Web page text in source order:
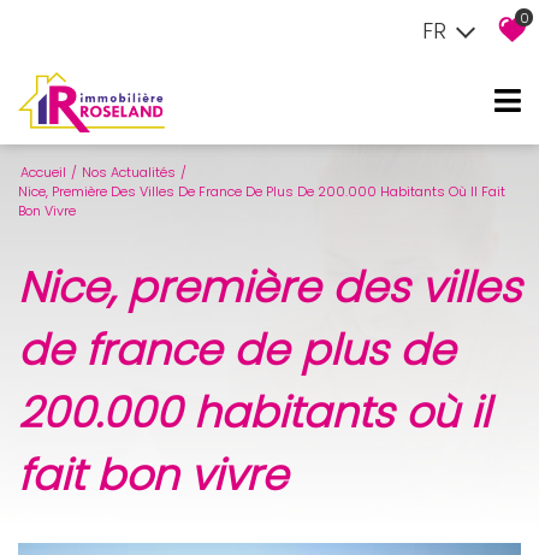
FR 0
Accueil
Nos Actualités
Nice, Première Des Villes De France De Plus De 200.000 Habitants Où Il Fait
Bon Vivre
nice, première des villes
de france de plus de
200.000 habitants où il
fait bon vivre